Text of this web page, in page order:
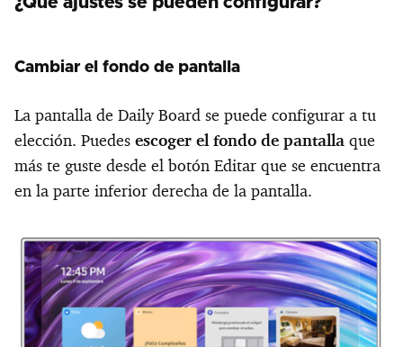
Cambiar el fondo de pantalla
La pantalla de Daily Board se puede configurar a tu
elección. Puedes escoger el fondo de pantalla que
más te guste desde el botón Editar que se encuentra
en la parte inferior derecha de la pantalla.